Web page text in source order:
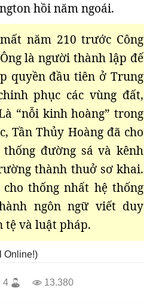
hồi năm ngoái.
năm 210 trước Công
là người thành lập đế
quyền đầu tiên ở Trung
phục các vùng đất,
“nỗi kinh hoàng” trong
Tần Thủy Hoàng đã cho
đường sá và kênh
thành thuở sơ khai.
thống nhất hệ thống
ngôn ngữ viết duy
tệ và luật pháp.
Online!)
4 13.380